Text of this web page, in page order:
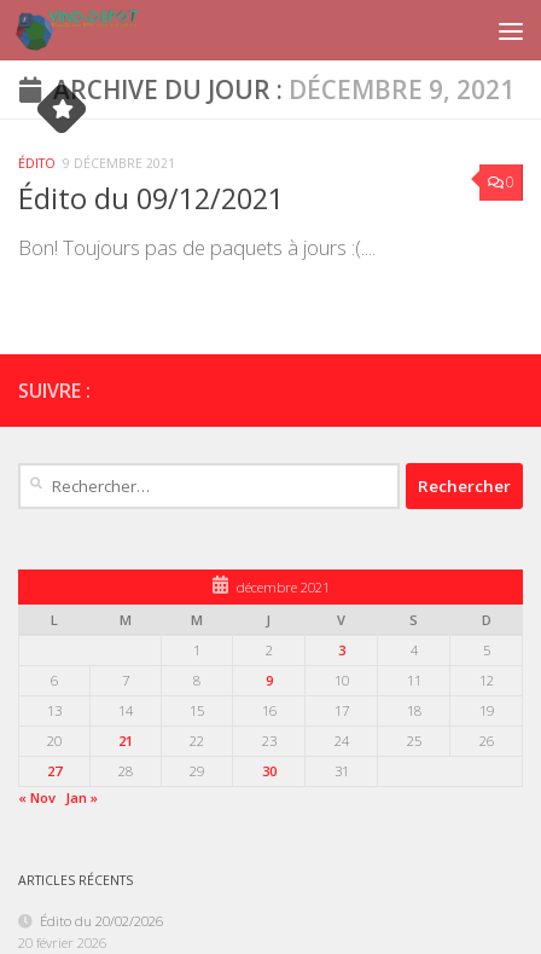
Skip to content
ARCHIVE DU JOUR : DÉCEMBRE 9, 2021
0
ÉDITO 9 DÉCEMBRE 2021
Édito du 09/12/2021
Bon! Toujours pas de paquets à jours :(....
SUIVRE :
Rechercher :
décembre 2021
L
M M J V S
D
1
2 3 4
5
6
7 8 9 10 11
12
13
14 15 16 17 18
19
20
21 22 23 24 25
26
27
28 29 30
31
« Nov Jan »
ARTICLES RÉCENTS
Édito du 20/02/2026
20 février 2026